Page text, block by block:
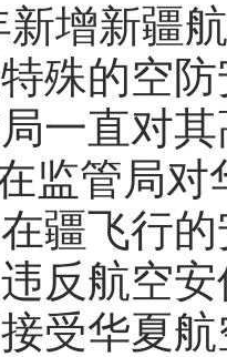
增新疆
殊的空
一直对
监管局
疆飞行
反航空
受华夏